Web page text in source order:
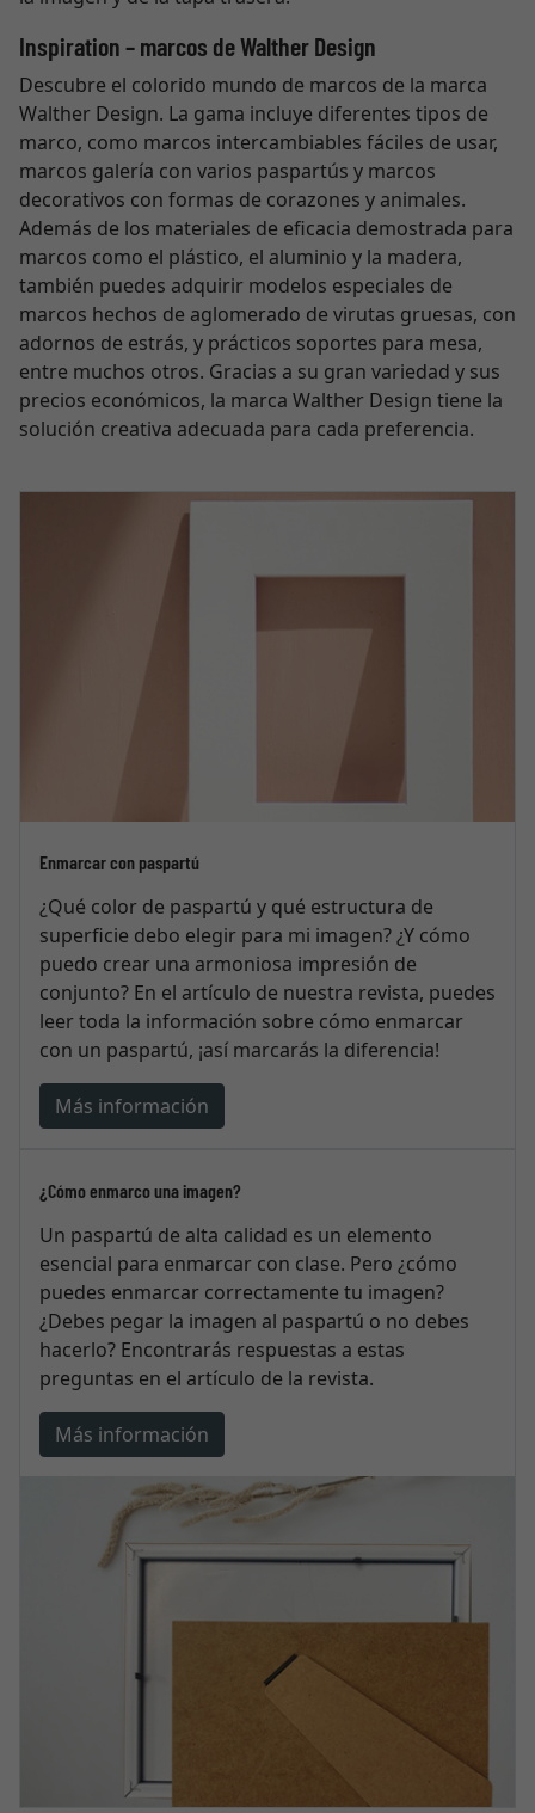
Inspiration – marcos de Walther Design
Descubre el colorido mundo de marcos de la marca
Walther Design. La gama incluye diferentes tipos de
marco, como marcos intercambiables fáciles de usar,
marcos galería con varios paspartús y marcos
decorativos con formas de corazones y animales.
Además de los materiales de eficacia demostrada para
marcos como el plástico, el aluminio y la madera,
también puedes adquirir modelos especiales de
marcos hechos de aglomerado de virutas gruesas, con
adornos de estrás, y prácticos soportes para mesa,
entre muchos otros. Gracias a su gran variedad y sus
precios económicos, la marca Walther Design tiene la
solución creativa adecuada para cada preferencia.
Enmarcar con paspartú
¿Qué color de paspartú y qué estructura de
superficie debo elegir para mi imagen? ¿Y cómo
puedo crear una armoniosa impresión de
conjunto? En el artículo de nuestra revista, puedes
leer toda la información sobre cómo enmarcar
con un paspartú, ¡así marcarás la diferencia!
Más información
¿Cómo enmarco una imagen?
Un paspartú de alta calidad es un elemento
esencial para enmarcar con clase. Pero ¿cómo
puedes enmarcar correctamente tu imagen?
¿Debes pegar la imagen al paspartú o no debes
hacerlo? Encontrarás respuestas a estas
preguntas en el artículo de la revista.
Más información